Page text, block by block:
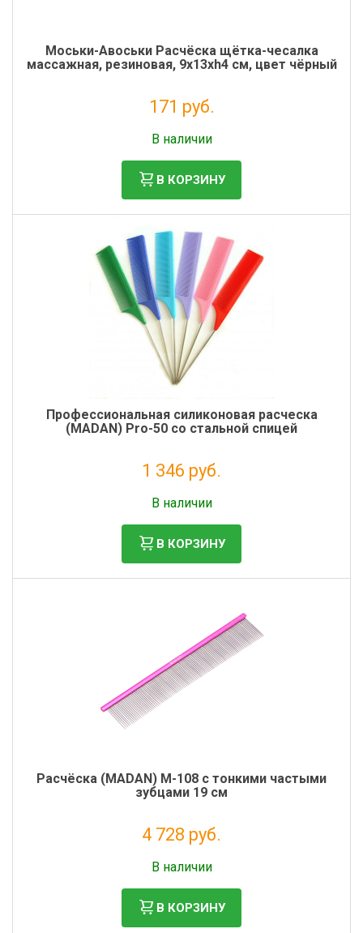
Моськи-Авоськи Расчёска щётка-чесалка
массажная, резиновая, 9х13хh4 см, цвет чёрный
171 руб.
В наличии
В КОРЗИНУ
Профессиональная силиконовая расческа
(MADAN) Pro-50 со стальной спицей
1 346 руб.
В наличии
В КОРЗИНУ
Расчёска (MADAN) M-108 с тонкими частыми
зубцами 19 см
4 728 руб.
В наличии
В КОРЗИНУ